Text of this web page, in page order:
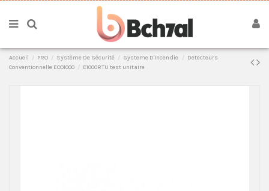
Accueil PRO Système De Sécurité Systeme D'Incendie
Detecteurs
Conventionnelle ECO1000
E1000RTU test unitaire